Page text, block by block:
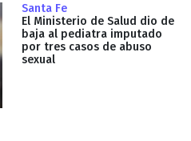
Santa Fe
El Ministerio de Salud dio de
baja al pediatra imputado
por tres casos de abuso
sexual